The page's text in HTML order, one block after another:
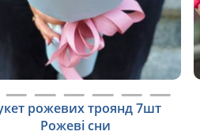
рожевих троянд 7шт
Рожеві сни